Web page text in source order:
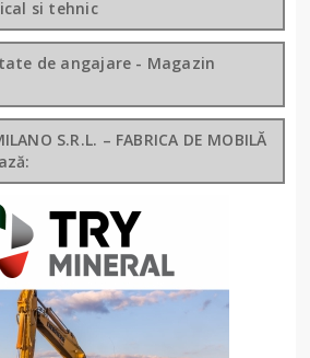
si tehnic
de angajare - Magazin
S.R.L. – FABRICA DE MOBILĂ